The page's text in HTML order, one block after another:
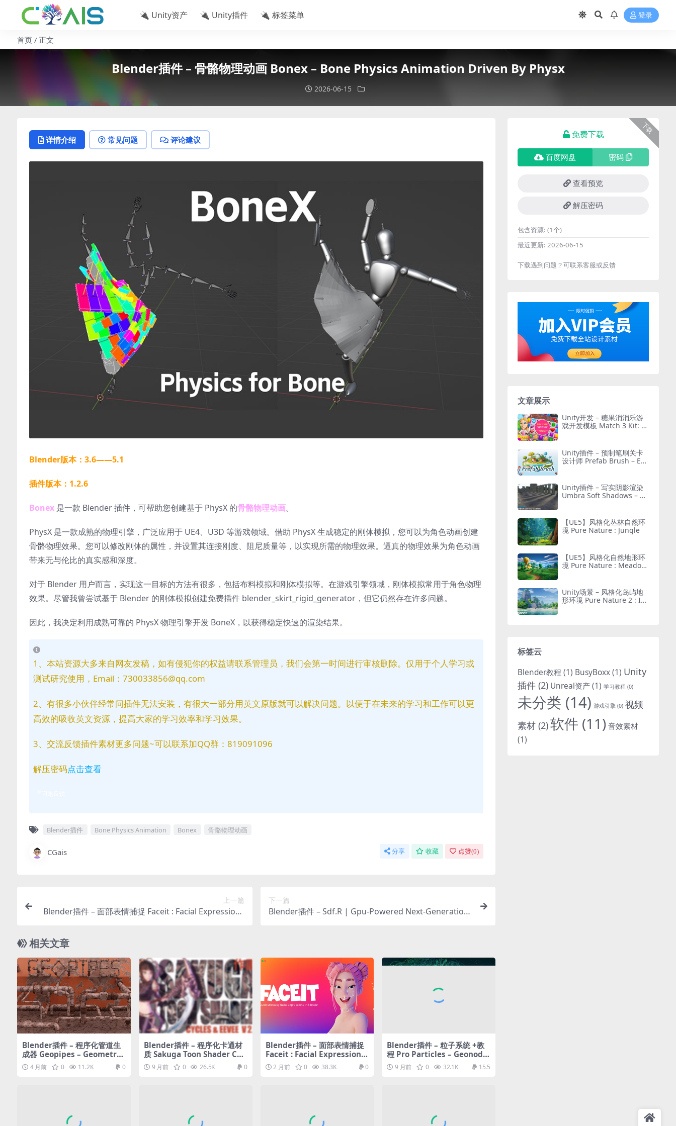
🔌 Unity资产 🔌 Unity插件 🔌 标签菜单 登录
首页 正文
Blender插件 – 骨骼物理动画 Bonex – Bone Physics Animation Driven By Physx
2026-06-15
详情介绍 常见问题 评论建议
Blender版本：3.6——5.1
插件版本：1.2.6
Bonex 是一款 Blender 插件，可帮助您创建基于 PhysX 的骨骼物理动画。
PhysX 是一款成熟的物理引擎，广泛应用于 UE4、U3D 等游戏领域。借助 PhysX 生成稳定的刚体模拟，您可以为角色动画创建
骨骼物理效果。您可以修改刚体的属性，并设置其连接刚度、阻尼质量等，以实现所需的物理效果。逼真的物理效果为角色动画
带来无与伦比的真实感和深度。
对于 Blender 用户而言，实现这一目标的方法有很多，包括布料模拟和刚体模拟等。在游戏引擎领域，刚体模拟常用于角色物理
效果。尽管我曾尝试基于 Blender 的刚体模拟创建免费插件 blender_skirt_rigid_generator，但它仍然存在许多问题。
因此，我决定利用成熟可靠的 PhysX 物理引擎开发 BoneX，以获得稳定快速的渲染结果。
1、本站资源大多来自网友发稿，如有侵犯你的权益请联系管理员，我们会第一时间进行审核删除。仅用于个人学习或
测试研究使用，Email：730033856@qq.com
2、有很多小伙伴经常问插件无法安装，有很大一部分用英文原版就可以解决问题。以便于在未来的学习和工作可以更
高效的吸收英文资源，提高大家的学习效率和学习效果。
3、交流反馈插件素材更多问题~可以联系加QQ群：819091096
解压密码点击查看
Blender插件 Bone Physics Animation Bonex 骨骼物理动画
CGais 分享 收藏 点赞(0)
上一篇
Blender插件 – 面部表情捕捉 Faceit : Facial Expressions
下一篇
Blender插件 – Sdf.R | Gpu-Powered Next-Generation
相关文章
Blender插件 – 程序化管道生
成器 Geopipes – Geometry
Nodes Pipes
4 月前 0 11.2K 0
Blender插件 – 程序化卡通材
质 Sakuga Toon Shader Cyc
les & Eevee
9 月前 0 26.5K 0
Blender插件 – 面部表情捕捉
Faceit : Facial Expressions
And Performance Capture
2 月前 0 38.3K 0
Blender插件 – 粒子系统 +教
程 Pro Particles – Geonode
s Particle System
9 月前 0 32.1K 15.5
下载
免费下载
百度网盘 密码
查看预览
解压密码
包含资源: (1个)
最近更新: 2026-06-15
下载遇到问题？可联系客服或反馈
文章展示
Unity开发 – 糖果消消乐游
戏开发模板 Match 3 Kit: S
Unity插件 – 预制笔刷关卡
设计师 Prefab Brush – Eas
Unity插件 – 写实阴影渲染
Umbra Soft Shadows – Be
【UE5】风格化丛林自然环
境 Pure Nature : Jungle
【UE5】风格化自然地形环
境 Pure Nature : Meadow
Unity场景 – 风格化岛屿地
形环境 Pure Nature 2 : Isl
标签云
Blender教程(1) BusyBoxx(1) Unity
插件 (2) Unreal资产(1) 学习教程 (0)
未分类 (14) 游戏引擎 (0) 视频
素材 (2)软件 (11)音效素材
(1)